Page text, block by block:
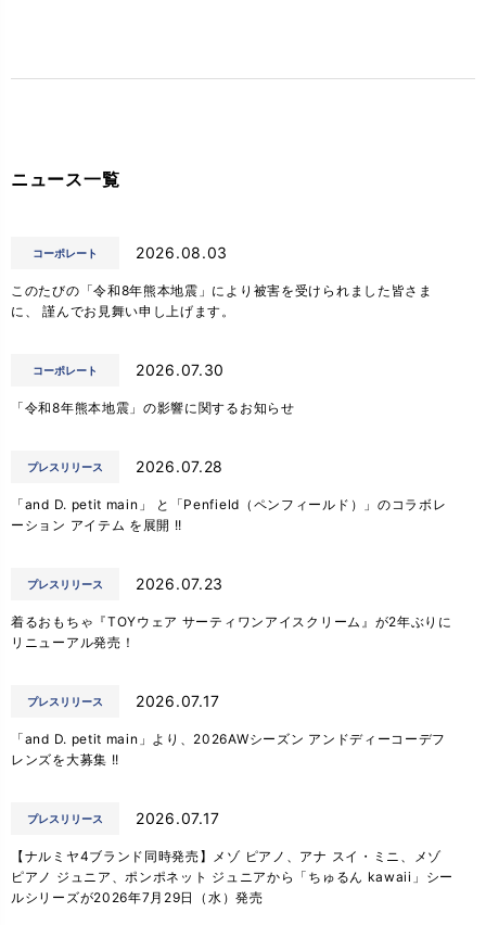
ニュース一覧
コーポレート 2026.08.03
このたびの「令和8年熊本地震」により被害を受けられました皆さま
に、 謹んでお見舞い申し上げます。
コーポレート 2026.07.30
「令和8年熊本地震」の影響に関するお知らせ
プレスリリース 2026.07.28
「and D. petit main」 と「Penfield（ペンフィールド）」のコラボレ
ーション アイテム を展開 !!
プレスリリース 2026.07.23
着るおもちゃ『TOYウェア サーティワンアイスクリーム』が2年ぶりに
リニューアル発売！
プレスリリース 2026.07.17
「and D. petit main」より、2026AWシーズン アンドディーコーデフ
レンズを大募集 !!
プレスリリース 2026.07.17
【ナルミヤ4ブランド同時発売】メゾ ピアノ、アナ スイ・ミニ、メゾ
ピアノ ジュニア、ポンポネット ジュニアから「ちゅるん kawaii」シー
ルシリーズが2026年7月29日（水）発売